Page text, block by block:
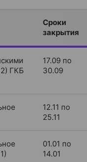
Сроки
закрытия
ГКБ
17.09 по
30.09
12.11 по
25.11
01.01 по
14.01